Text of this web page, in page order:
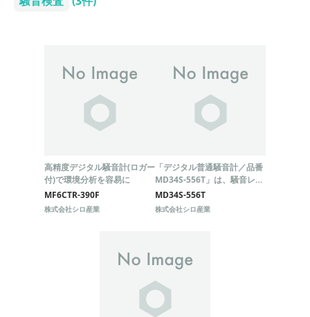
高精度デジタル騒音計(ロガー
付)で環境分析を容易に
MF6CTR-390F
株式会社シロ産業
「デジタル普通騒音計／品番
MD34S-556T」は、騒音レベ
ルや音圧レベルを計測できる
測定・分析機器です。
MD34S-556T
株式会社シロ産業